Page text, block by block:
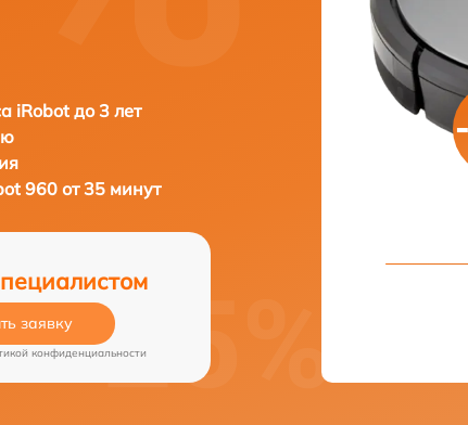
iRobot до 3 лет
960 от 35 минут
заявку
конфиденциальности